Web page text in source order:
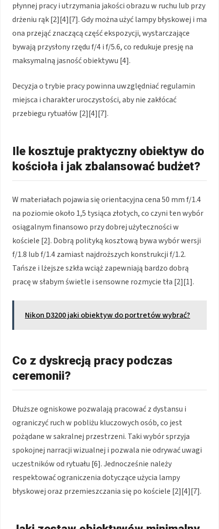
płynnej pracy i utrzymania jakości obrazu w ruchu lub przy
drżeniu rąk [2][4][7]. Gdy można użyć lampy błyskowej i ma
ona przejąć znaczącą część ekspozycji, wystarczające
bywają przysłony rzędu f/4 i f/5.6, co redukuje presję na
maksymalną jasność obiektywu [4].
Decyzja o trybie pracy powinna uwzględniać regulamin
miejsca i charakter uroczystości, aby nie zakłócać
przebiegu rytuałów [2][4][7].
Ile kosztuje praktyczny obiektyw do
kościoła i jak zbalansować budżet?
W materiałach pojawia się orientacyjna cena 50 mm f/1.4
na poziomie około 1,5 tysiąca złotych, co czyni ten wybór
osiągalnym finansowo przy dobrej użyteczności w
kościele [2]. Dobrą polityką kosztową bywa wybór wersji
f/1.8 lub f/1.4 zamiast najdroższych konstrukcji f/1.2.
Tańsze i lżejsze szkła wciąż zapewniają bardzo dobrą
pracę w słabym świetle i sensowne rozmycie tła [2][1].
Nikon D3200 jaki obiektyw do portretów wybrać?
Co z dyskrecją pracy podczas
ceremonii?
Dłuższe ogniskowe pozwalają pracować z dystansu i
ograniczyć ruch w pobliżu kluczowych osób, co jest
pożądane w sakralnej przestrzeni. Taki wybór sprzyja
spokojnej narracji wizualnej i pozwala nie odrywać uwagi
uczestników od rytuału [6]. Jednocześnie należy
respektować ograniczenia dotyczące użycia lampy
błyskowej oraz przemieszczania się po kościele [2][4][7].